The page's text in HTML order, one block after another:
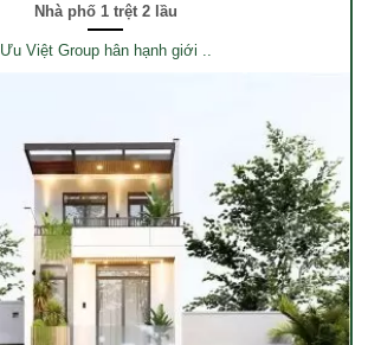
Nhà phố 1 trệt 2 lầu
Ưu Việt Group hân hạnh giới ..